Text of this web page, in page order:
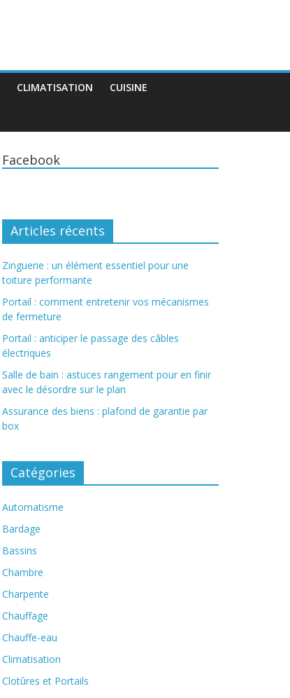
CLIMATISATION CUISINE
Facebook
Articles récents
Zinguerie : un élément essentiel pour une
toiture performante
Portail : comment entretenir vos mécanismes
de fermeture
Portail : anticiper le passage des câbles
électriques
Salle de bain : astuces rangement pour en finir
avec le désordre sur le plan
Assurance des biens : plafond de garantie par
box
Catégories
Automatisme
Bardage
Bassins
Chambre
Charpente
Chauffage
Chauffe-eau
Climatisation
Clotûres et Portails